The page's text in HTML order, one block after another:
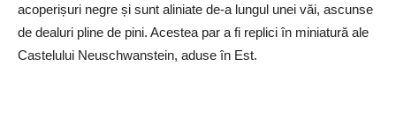
acoperișuri negre și sunt aliniate de-a lungul unei văi, ascunse
de dealuri pline de pini. Acestea par a fi replici în miniatură ale
Castelului Neuschwanstein, aduse în Est.